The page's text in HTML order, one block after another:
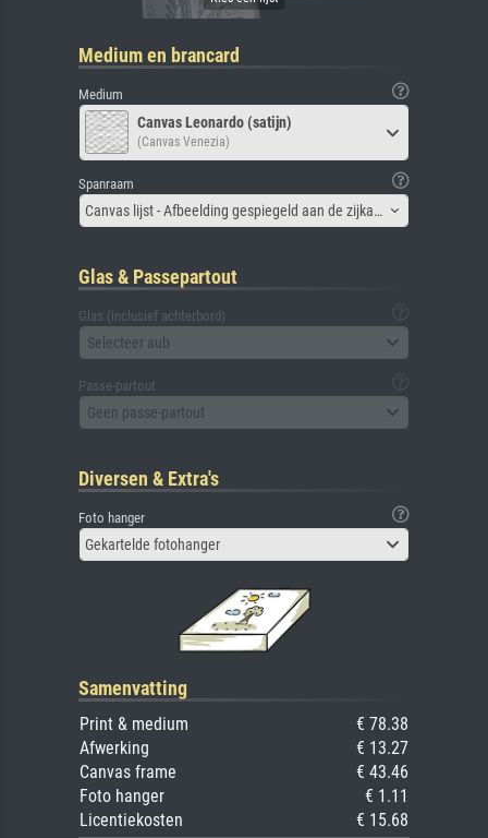
Medium en brancard
Medium
Canvas Leonardo (satijn)
(Canvas Venezia)
Spanraam
Canvas lijst - Afbeelding gespiegeld aan de zijkant
Glas & Passepartout
Glas (inclusief achterbord)
Selecteer aub
Passe-partout
Geen passe-partout
Diversen & Extra's
Foto hanger
Gekartelde fotohanger
Samenvatting
Print & medium
€ 78.38
Afwerking
€ 13.27
Canvas frame
€ 43.46
Foto hanger
€ 1.11
Licentiekosten
€ 15.68